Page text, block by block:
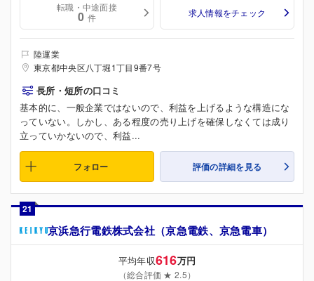
転職・中途面接
0 件 求人情報をチェック
陸運業
東京都中央区八丁堀1丁目9番7号
長所・短所の口コミ
基本的に、一般企業ではないので、利益を上げるような構造にな
っていない。しかし、ある程度の売り上げを確保しなくては成り
立っていかないので、利益...
フォロー 評価の詳細を見る
21
京浜急行電鉄株式会社（京急電鉄、京急電車）
平均年収616万円
（総合評価 ★ 2.5）